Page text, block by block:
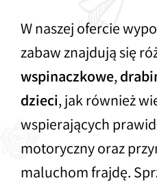
W naszej ofercie
zabaw znajdują się
wspinaczkowe,
dzieci, jak również
wspierających
motoryczny oraz
maluchom frajdę.